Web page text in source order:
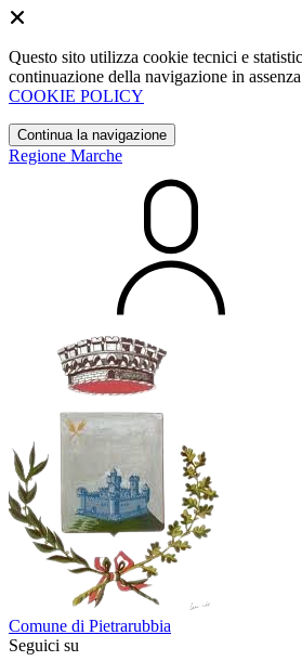
Questo sito utilizza cookie tecnici e
continuazione della navigazione in
COOKIE POLICY
Continua la navigazione
Regione Marche
Comune di Pietrarubbia
Seguici su